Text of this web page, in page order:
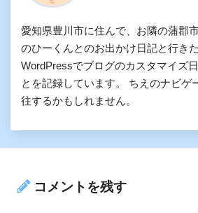
愛知県豊川市に住んで、お隣の蒲郡
のひーくんとのお出かけ日記と行き
WordPressでブログのカスタマイズ
とを記録しています。 ちえのナビゲ
往するかもしれません。
コメントを残す